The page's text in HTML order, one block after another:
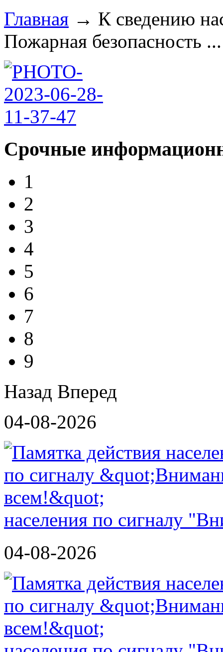
Главная → К сведению
Пожарная безопасность ...
Срочные
1
2
3
4
5
6
7
8
9
Назад Вперед
04-08-2026
населения по сигналу
04-08-2026